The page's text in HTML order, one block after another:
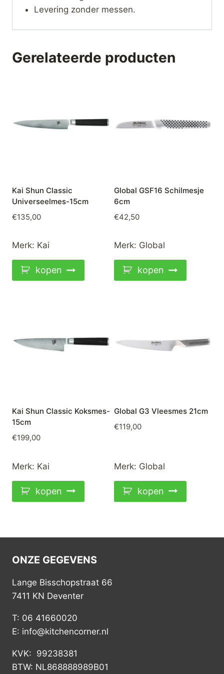
Levering zonder messen.
Gerelateerde producten
Kai Shun Classic
Universeelmes-15cm
€135,00
Merk: Kai
kopen
Global GSF16 Schilmesje
6cm
€42,50
Merk: Global
kopen
Kai Shun Classic Koksmes-
15cm
€199,00
Merk: Kai
kopen
Global G3 Vleesmes 21cm
€119,00
Merk: Global
kopen
ONZE GEGEVENS
Lange Bisschopstraat 66
7411 KN Deventer
T: 06 41660020
E: info@kitchencorner.nl
KVK: 99238381
BTW: NL868888989B01